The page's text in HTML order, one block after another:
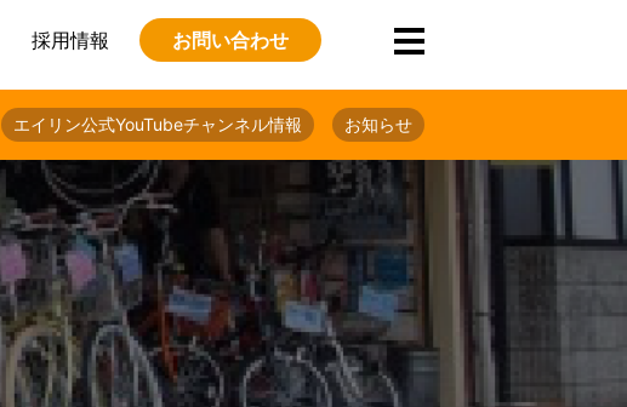
採用情報 お問い合わせ
エイリン公式YouTubeチャンネル情報 お知らせ